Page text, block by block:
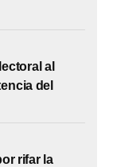
al
del
rifar la